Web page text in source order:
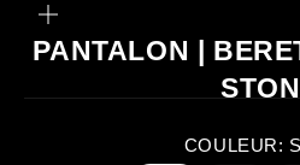
PANTALON |
COULEUR: